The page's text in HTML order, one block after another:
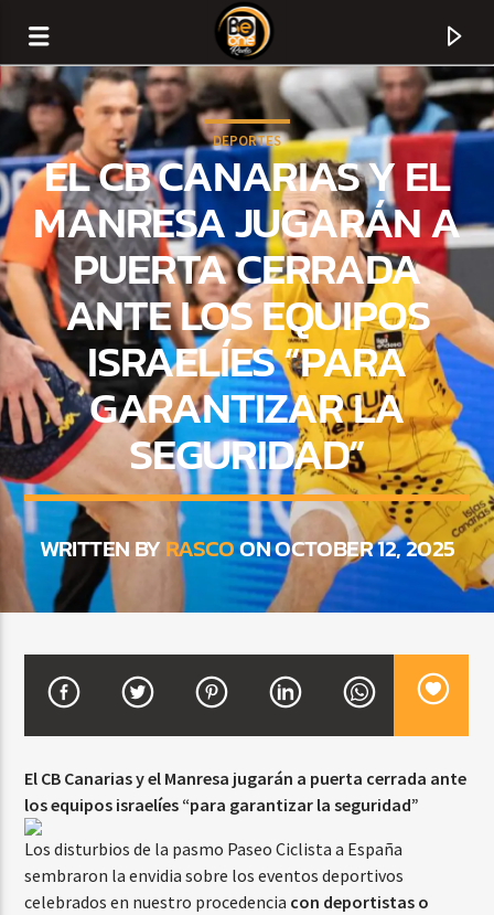
CURRENT TRACK
TITLE
ARTIST
CURRENT SHOW
BALADAS Y VALLENATO
Beone Radio
DEPORTES
EL CB CANARIAS Y EL
MANRESA JUGARÁN A
PUERTA CERRADA
ANTE LOS EQUIPOS
ISRAELÍES “PARA
GARANTIZAR LA
SEGURIDAD”
WRITTEN BYRASCOON OCTOBER 12, 2025
El CB Canarias y el Manresa jugarán a puerta cerrada ante
los equipos israelíes “para garantizar la seguridad”
Los disturbios de la pasmo Paseo Ciclista a España
sembraron la envidia sobre los eventos deportivos
celebrados en nuestro procedencia con deportistas o